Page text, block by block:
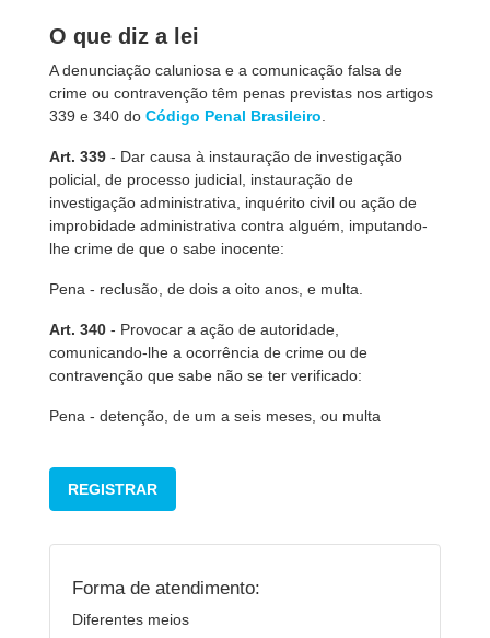
O que diz a lei
A denunciação caluniosa e a comunicação falsa de
crime ou contravenção têm penas previstas nos artigos
339 e 340 do Código Penal Brasileiro
Art. 339 - Dar causa à instauração de investigação
policial, de processo judicial, instauração de
investigação administrativa, inquérito civil ou ação de
improbidade administrativa contra alguém, imputando-
lhe crime de que o sabe inocente:
Pena - reclusão, de dois a oito anos, e multa.
Art. 340 - Provocar a ação de autoridade,
comunicando-lhe a ocorrência de crime ou de
contravenção que sabe não se ter verificado:
Pena - detenção, de um a seis meses, ou multa
REGISTRAR
Forma de atendimento:
Diferentes meios